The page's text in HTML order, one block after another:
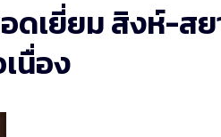
ดเยี่ยม สิงห์-ส
นื่อง